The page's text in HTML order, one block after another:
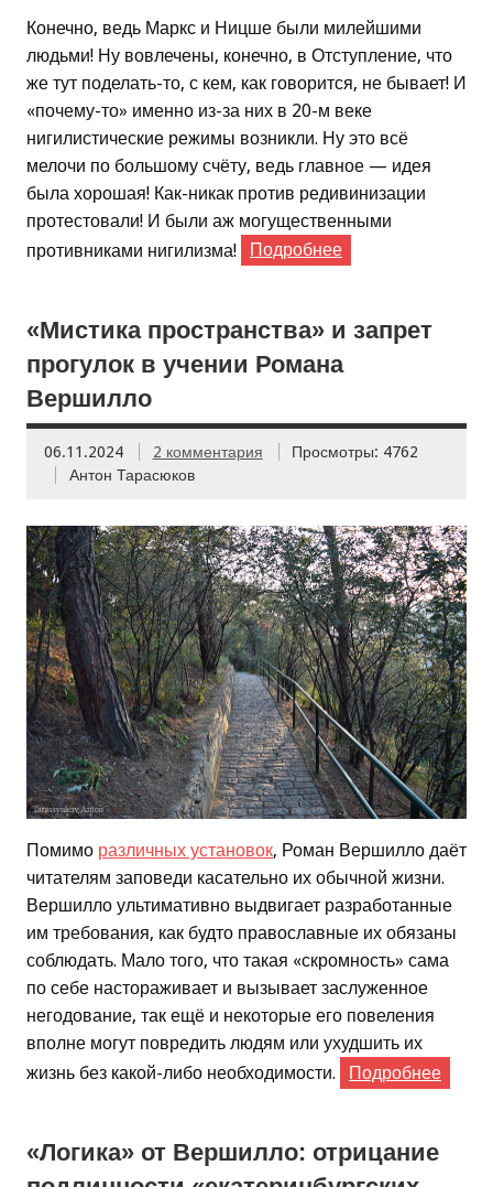
Конечно, ведь Маркс и Ницше были милейшими
людьми! Ну вовлечены, конечно, в Отступление, что
же тут поделать-то, с кем, как говорится, не бывает! И
«почему-то» именно из-за них в 20-м веке
нигилистические режимы возникли. Ну это всё
мелочи по большому счёту, ведь главное — идея
была хорошая! Как-никак против редивинизации
протестовали! И были аж могущественными
противниками нигилизма!
Подробнее
«Мистика пространства» и запрет
прогулок в учении Романа
Вершилло
06.11.2024 2 комментария
Просмотры: 4762
Антон Тарасюков
Помимо различных установок, Роман Вершилло даёт
читателям заповеди касательно их обычной жизни.
Вершилло ультимативно выдвигает разработанные
им требования, как будто православные их обязаны
соблюдать. Мало того, что такая «скромность» сама
по себе настораживает и вызывает заслуженное
негодование, так ещё и некоторые его повеления
вполне могут повредить людям или ухудшить их
жизнь без какой-либо необходимости.
Подробнее
«Логика» от Вершилло: отрицание